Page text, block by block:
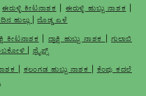
ಈರುಳ್ಳಿ ಕೀಟನಾಶಕ |ಈರುಳ್ಳಿ ಹುಬ್ಬು ನಾಶಕ
ಹುಲ್ಲು |ದೊಡ್ಡ ಎಳೆ
ಕೀಟನಾಶಕ ದ್ರಾಕ್ಷಿ ಹುಬ್ಬು ನಾಶಕ |ಗುಲಾಬಿ
ಥ್ರೈಪ್ಸ್
ಕಲಂಗಡ ಹುಬ್ಬು ನಾಶಕ
ಕೆಂಪು ಕದಲೆ